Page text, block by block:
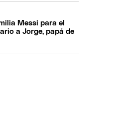
Messi para el
a Jorge, papá de